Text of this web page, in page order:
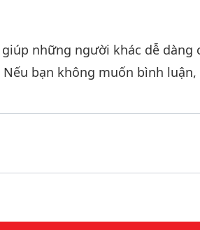
giá
những người khác dễ
bạn không muốn bình